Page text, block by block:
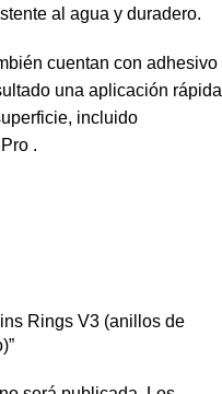
al agua y duradero.
cuentan con adhesivo
una aplicación rápida
incluido
.
Rings V3 (anillos de